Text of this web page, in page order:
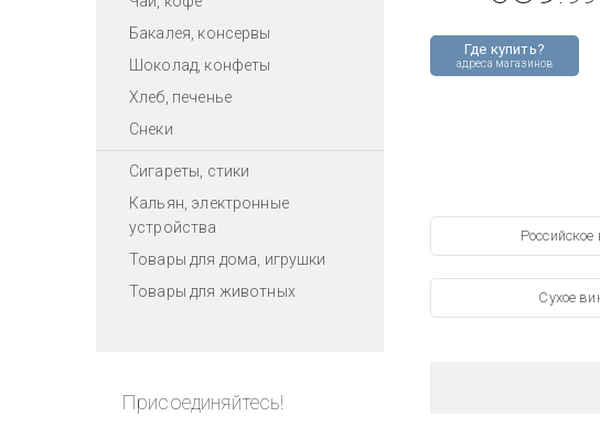
Бакалея, консервы
Шоколад, конфеты
Хлеб, печенье
Снеки
Сигареты, стики
Кальян, электронные
устройства
Товары для дома, игрушки
Товары для животных
Присоединяйтесь!
Где купить?
адреса магазинов
Российское
Сухое